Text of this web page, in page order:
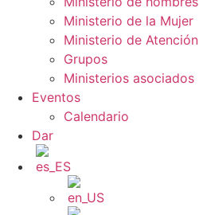
Ministerio de la Mujer
Ministerio de Atención
Grupos
Ministerios asociados
Eventos
Calendario
Dar